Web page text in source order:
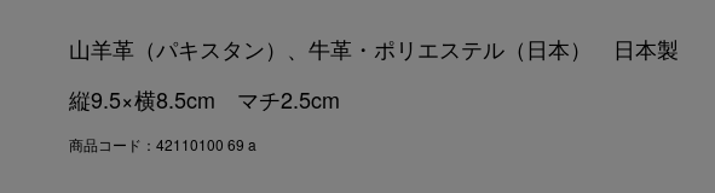
山羊革（パキスタン）、牛革・ポリエステル（日本） 日本製
縦9.5×横8.5cm マチ2.5cm
商品コード：42110100 69 a